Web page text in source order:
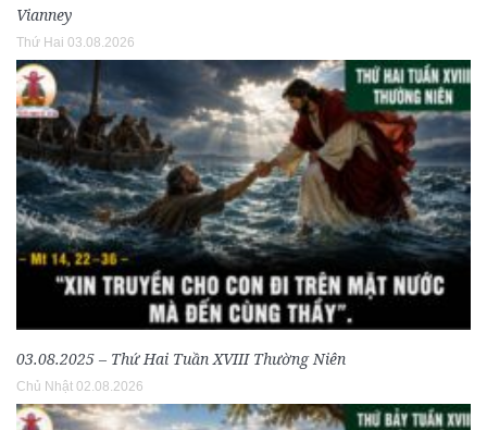
Vianney
Thứ Hai 03.08.2026
03.08.2025 – Thứ Hai Tuần XVIII Thường Niên
Chủ Nhật 02.08.2026